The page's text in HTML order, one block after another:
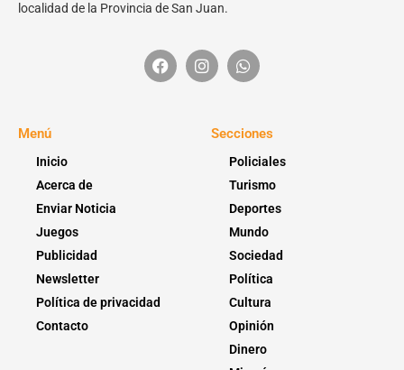
localidad de la Provincia de San Juan.
Menú
Inicio
Acerca de
Enviar Noticia
Juegos
Publicidad
Newsletter
Política de privacidad
Contacto
Secciones
Policiales
Turismo
Deportes
Mundo
Sociedad
Política
Cultura
Opinión
Dinero